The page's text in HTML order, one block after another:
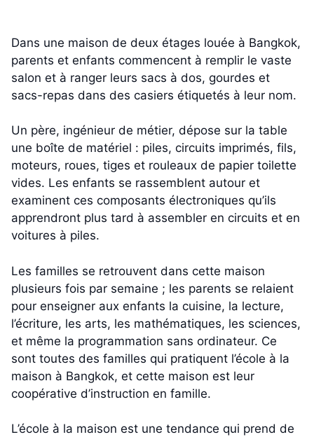
Dans une maison de deux étages louée à Bangkok,
parents et enfants commencent à remplir le vaste
salon et à ranger leurs sacs à dos, gourdes et
sacs-repas dans des casiers étiquetés à leur nom.
Un père, ingénieur de métier, dépose sur la table
une boîte de matériel : piles, circuits imprimés, fils,
moteurs, roues, tiges et rouleaux de papier toilette
vides. Les enfants se rassemblent autour et
examinent ces composants électroniques qu’ils
apprendront plus tard à assembler en circuits et en
voitures à piles.
Les familles se retrouvent dans cette maison
plusieurs fois par semaine ; les parents se relaient
pour enseigner aux enfants la cuisine, la lecture,
l’écriture, les arts, les mathématiques, les sciences,
et même la programmation sans ordinateur. Ce
sont toutes des familles qui pratiquent l’école à la
maison à Bangkok, et cette maison est leur
coopérative d’instruction en famille.
L’école à la maison est une tendance qui prend de